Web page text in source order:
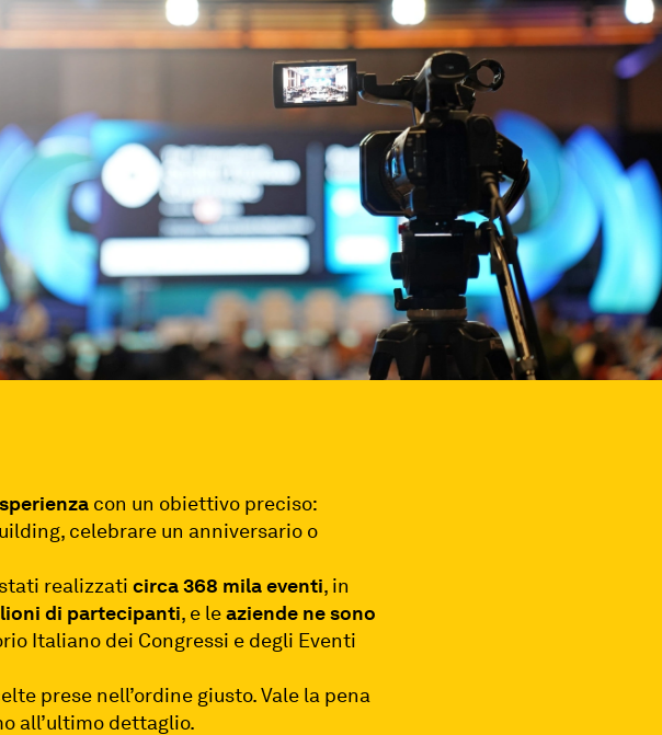
con un obiettivo preciso:
celebrare un anniversario o
realizzaticirca 368 mila eventi, in
di partecipanti, e leaziende ne sono
Italiano dei Congressi e degli Eventi
prese nell’ordine giusto. Vale la pena
all’ultimo dettaglio.